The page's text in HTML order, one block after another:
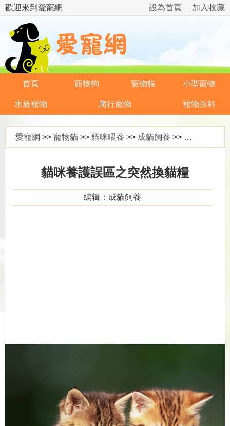
歡迎來到愛寵網 加入收藏
設為首頁
首頁 寵物狗 寵物貓 小型寵物
水族寵物 爬行寵物 寵物百科
愛寵網 >> 寵物貓 >> 貓咪喂養 >> 成貓飼養 >> 貓咪養護誤區之突然換貓糧
貓咪養護誤區之突然換貓糧
编辑：成貓飼養